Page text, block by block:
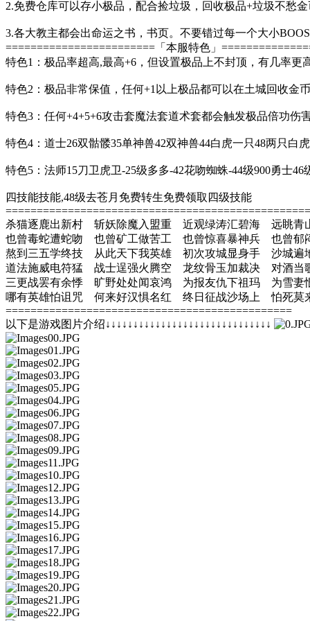
2.免费仓库可以存小极品，配合捡垃圾，回收极品+垃圾不愁金
3.各大教主都会出命运之书，书页。不要错过每一个大小
========================「本服特色」
特色1：极品率超高,最高+6，但设置极品上不封顶，有几率更
特色2：极品非常保值，任何+1以上极品都可以在土城回收金
特色3：任何+4+5+6攻击套魔法套道术套都会触发极品倍功伤
特色4：道士26双骷髅35单神兽42双神兽44白虎一只48两只白
特色5：法师15刀卫虎卫-25级多多-42花吻蜘蛛-44级900勇士46
四技能技能,48级去苍月免费转生免费领取四级技能
杀猫逐鹿出新村 斩妖除魔入盟重 近观绿涛汇碧海 远眺青
也曾毒蛇遭蛇吻 也曾矿工做苦工 也曾惊喜暴神兵 也曾郁
熬到三五学终技 从此天下我英雄 初次攻城显身手 沙城遍
道法施威电符猛 战士逞强火腾空 龙纹骨玉加裁决 对酒当
三更战罢有余悸 旷野处处闻哀鸿 为报友仇下祖玛 为雪妻
哪有英雄怕诅咒 何来好汉惧名红 终日征战沙场上 怕死莫
==============================================
以下是游戏图片介绍↓↓↓↓↓↓↓↓↓↓↓↓↓↓↓↓↓↓↓↓↓↓↓↓↓↓↓↓↓↓